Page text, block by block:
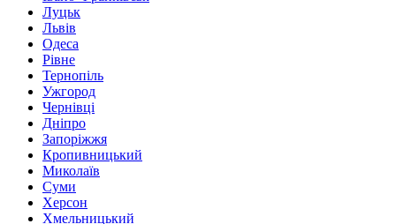
Луцьк
Львів
Одеса
Рівне
Тернопіль
Ужгород
Чернівці
Дніпро
Запоріжжя
Кропивницький
Миколаїв
Суми
Херсон
Хмельницький